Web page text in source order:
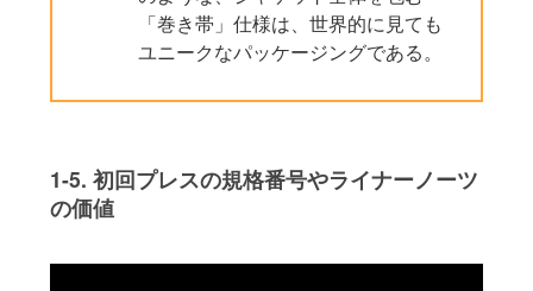
「巻き帯」仕様は、世界的に見ても
ユニークなパッケージングである。
1-5. 初回プレスの規格番号やライナーノーツ
の価値